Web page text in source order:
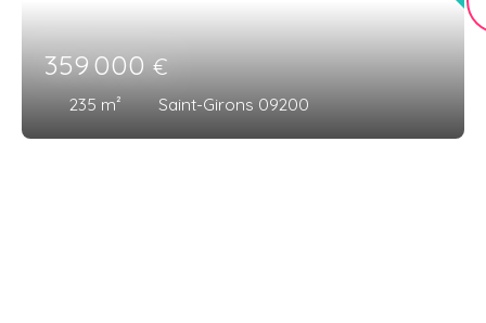
359 000€
235 m² Saint-Girons 09200